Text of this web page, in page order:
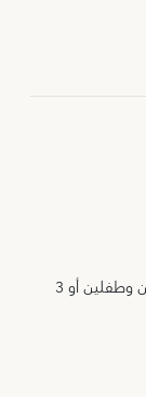
يسع المكان عددًا من النزلاء يصل إلى شخصين بالغين وطفلين أو 3